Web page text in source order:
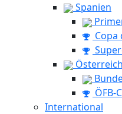
Spanien
Copa
Österreich
ÖFB-
International